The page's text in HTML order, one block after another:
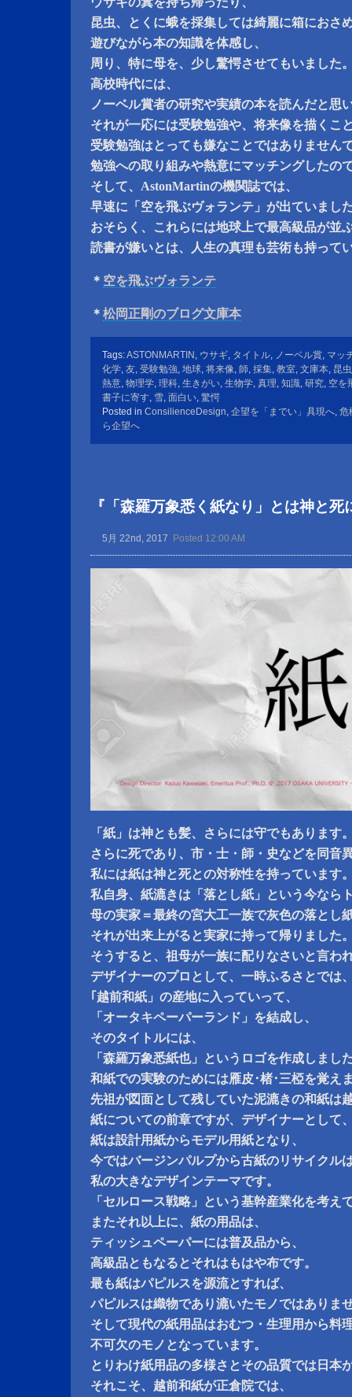
昆虫、とくに蛾を採集しては綺麗に箱におさ
遊びながら本の知識を体感し、
周り、特に母を、少し驚愕させてもいました
高校時代には、
ノーベル賞者の研究や実績の本を読んだと思
それが一応には受験勉強や、将来像を描くこ
受験勉強はとっても嫌なことではありません
勉強への取り組みや熱意にマッチングしたの
そして、AstonMartinの機関誌では、
早速に「空を飛ぶヴォランテ」が出ていまし
おそらく、これらには地球上で最高級品が並
読書が嫌いとは、人生の真理も芸術も持って
＊ 空を飛ぶヴォランテ
＊ 松岡正剛のブログ文庫本
Tags:ASTONMARTIN , ウサギ, タイトル, ノーベル賞, マッ
化学, 友, 受験勉強, 地球, 将来像, 師, 採集, 教室, 文庫本, 昆虫
熱意, 物理学, 理科, 生きがい, 生物学, 真理, 知識, 研究, 空を
書子に寄す, 雪, 面白い, 驚愕
Posted in ConsilienceDesign, 企望を「までい」具現へ, 危
ら企望へ
『「森羅万象悉く紙なり」とは神と
5月 22nd, 2017 Posted 12:00 AM
「紙」は神とも髪、さらには守でもあります
さらに死であり、市・士・師・史などを同音
私には紙は神と死との対称性を持っています
私自身、紙漉きは「落とし紙」という今なら
母の実家＝最終の宮大工一族で灰色の落とし
それが出来上がると実家に持って帰りました
そうすると、祖母が一族に配りなさいと言わ
デザイナーのプロとして、一時ふるさとでは
｢越前和紙」の産地に入っていって、
「オータキペーパーランド」を結成し、
そのタイトルには、
「森羅万象悉紙也」というロゴを作成しまし
和紙での実験のためには雁皮･楮･三椏を覚え
先祖が図面として残していた泥漉きの和紙は
紙についての前章ですが、デザイナーとして
紙は設計用紙からモデル用紙となり、
今ではバージンパルプから古紙のリサイクル
私の大きなデザインテーマです。
「セルロース戦略」という基幹産業化を考え
またそれ以上に、紙の用品は、
ティッシュペーパーには普及品から、
高級品ともなるとそれはもはや布です。
最も紙はパピルスを源流とすれば、
パピルスは織物であり漉いたモノではありま
そして現代の紙用品はおむつ・生理用から料
不可欠のモノとなっています。
とりわけ紙用品の多様さとその品質では日本
それこそ、越前和紙が正倉院では、